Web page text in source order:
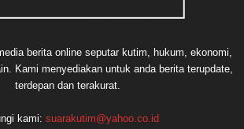
berita online seputar kutim, hukum, ekonomi,
Kami menyediakan untuk anda berita terupdate,
terdepan dan terakurat.
kami: suarakutim@yahoo.co.id